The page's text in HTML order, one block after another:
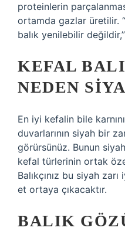
proteinlerin
ortamda gazlar üretilir.
balık yenilebilir
KEFAL
NEDEN
En iyi kefalin bile
duvarlarının siyah bir
görürsünüz. Bunun
kefal türlerinin ortak
Balıkçınız bu siyah
et ortaya çıkacaktır.
BALIK